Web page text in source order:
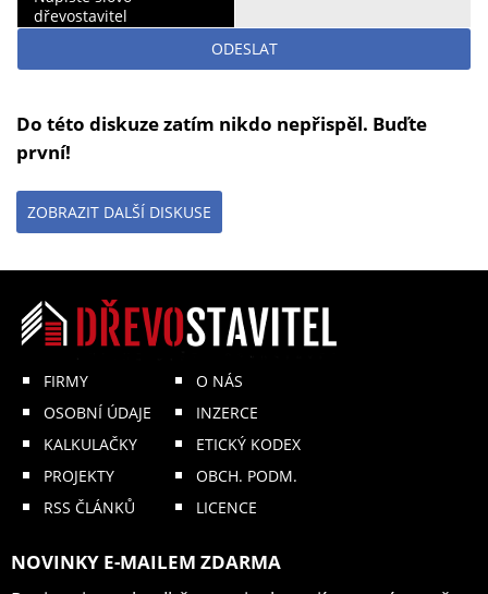
dřevostavitel
ODESLAT
Do této diskuze zatím nikdo nepřispěl. Buďte
první!
ZOBRAZIT DALŠÍ DISKUSE
FIRMY
OSOBNÍ ÚDAJE
KALKULAČKY
PROJEKTY
RSS ČLÁNKŮ
O NÁS
INZERCE
ETICKÝ KODEX
OBCH. PODM.
LICENCE
NOVINKY E-MAILEM ZDARMA